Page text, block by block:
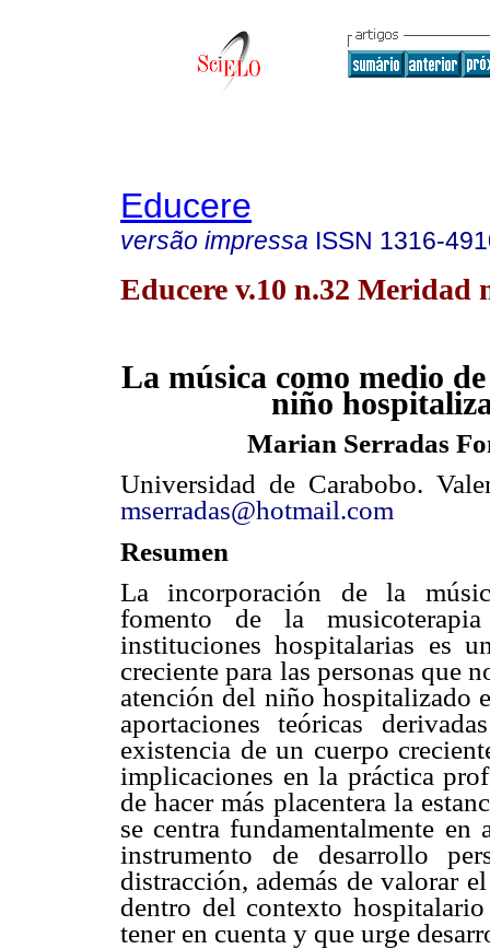
Educere
versão impressa ISSN 1316-
Educere v.10 n.32 Meridad
La música como medio
niño
Marian Serradas
Universidad de Carabobo.
mserradas@hotmail.com
Resumen
La incorporación de la
fomento de la
instituciones hospitalarias es
creciente para las personas que
atención del niño hospitalizado
aportaciones teóricas
existencia de un cuerpo
implicaciones en la práctica
de hacer más placentera la
se centra fundamentalmente
instrumento de desarrollo
distracción, además de valorar
dentro del contexto
tener en cuenta y que urge